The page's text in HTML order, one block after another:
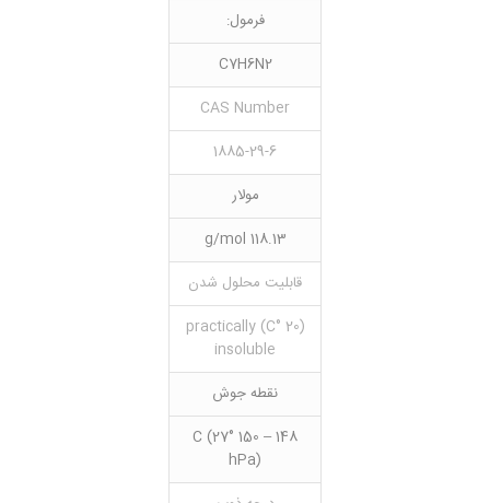
فرمول:
C7H6N2
CAS Number
1885-29-6
مولار
118.13 g/mol
قابلیت محلول شدن
(20 °C) practically
insoluble
نقطه جوش
148 – 150 °C (27
hPa)